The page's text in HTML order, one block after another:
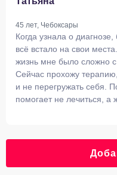
45 лет, Чебоксары
Когда узнала о
всё встало на свои
жизнь мне было сложно
Сейчас прохожу
и не перегружать себя.
помогает не лечиться, а